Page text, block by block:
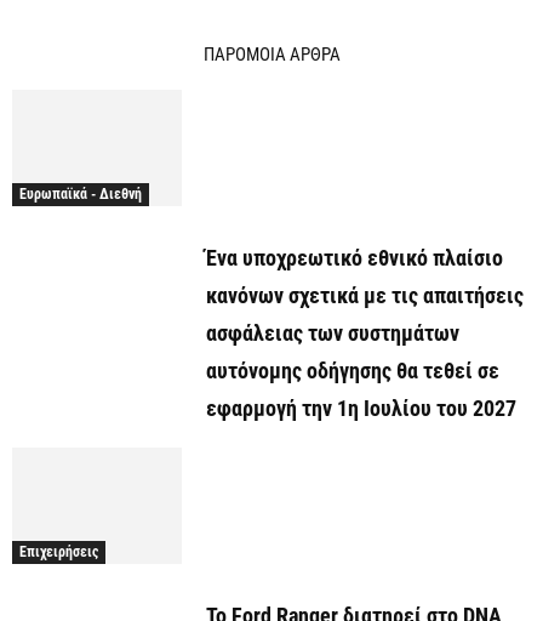
ΠΑΡΟΜΟΙΑ ΑΡΘΡΑ
Ευρωπαϊκά - Διεθνή
Ένα υποχρεωτικό εθνικό πλαίσιο
κανόνων σχετικά με τις απαιτήσεις
ασφάλειας των συστημάτων
αυτόνομης οδήγησης θα τεθεί σε
εφαρμογή την 1η Ιουλίου του 2027
Επιχειρήσεις